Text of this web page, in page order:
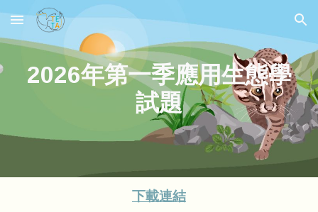
Skip to main content Skip to navigation
2026年第一季應用生態學
試題
下載連結